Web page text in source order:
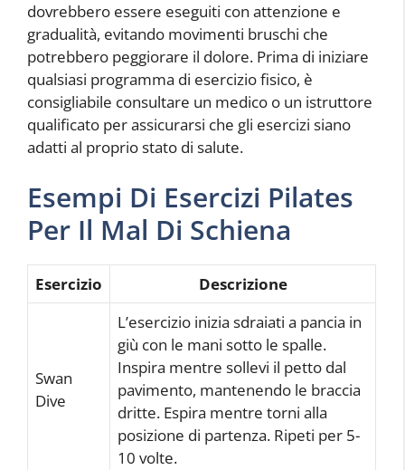
dovrebbero essere eseguiti con attenzione e
gradualità, evitando movimenti bruschi che
potrebbero peggiorare il dolore. Prima di iniziare
qualsiasi programma di esercizio fisico, è
consigliabile consultare un medico o un istruttore
qualificato per assicurarsi che gli esercizi siano
adatti al proprio stato di salute.
Esempi Di Esercizi Pilates
Per Il Mal Di Schiena
Esercizio Descrizione
Swan
Dive
L’esercizio inizia sdraiati a pancia in
giù con le mani sotto le spalle.
Inspira mentre sollevi il petto dal
pavimento, mantenendo le braccia
dritte. Espira mentre torni alla
posizione di partenza. Ripeti per 5-
10 volte.